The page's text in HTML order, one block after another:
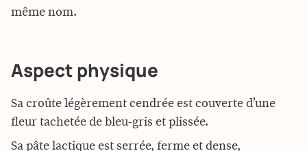
même nom.
Aspect physique
Sa croûte légèrement cendrée est couverte d’une
fleur tachetée de bleu-gris et plissée.
Sa pâte lactique est serrée, ferme et dense,